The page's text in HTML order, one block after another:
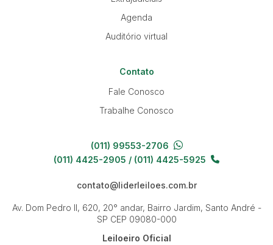
Agenda
Auditório virtual
Contato
Fale Conosco
Trabalhe Conosco
(011) 99553-2706
(011) 4425-2905 / (011) 4425-5925
contato@liderleiloes.com.br
Av. Dom Pedro II, 620, 20° andar, Bairro Jardim, Santo André -
SP CEP 09080-000
Leiloeiro Oficial